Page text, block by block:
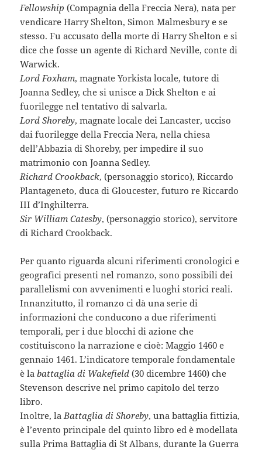
Fellowship (Compagnia della Freccia Nera), nata per
vendicare Harry Shelton, Simon Malmesbury e se
stesso. Fu accusato della morte di Harry Shelton e si
dice che fosse un agente di Richard Neville, conte di
Warwick.
Lord Foxham, magnate Yorkista locale, tutore di
Joanna Sedley, che si unisce a Dick Shelton e ai
fuorilegge nel tentativo di salvarla.
Lord Shoreby, magnate locale dei Lancaster, ucciso
dai fuorilegge della Freccia Nera, nella chiesa
dell’Abbazia di Shoreby, per impedire il suo
matrimonio con Joanna Sedley.
Richard Crookback, (personaggio storico), Riccardo
Plantageneto, duca di Gloucester, futuro re Riccardo
III d’Inghilterra.
Sir William Catesby, (personaggio storico), servitore
di Richard Crookback.
Per quanto riguarda alcuni riferimenti cronologici e
geografici presenti nel romanzo, sono possibili dei
parallelismi con avvenimenti e luoghi storici reali.
Innanzitutto, il romanzo ci dà una serie di
informazioni che conducono a due riferimenti
temporali, per i due blocchi di azione che
costituiscono la narrazione e cioè: Maggio 1460 e
gennaio 1461. L’indicatore temporale fondamentale
è labattaglia di Wakefield (30 dicembre 1460) che
Stevenson descrive nel primo capitolo del terzo
libro.
Inoltre, la Battaglia di Shoreby, una battaglia fittizia,
è l’evento principale del quinto libro ed è modellata
sulla Prima Battaglia di St Albans, durante la Guerra